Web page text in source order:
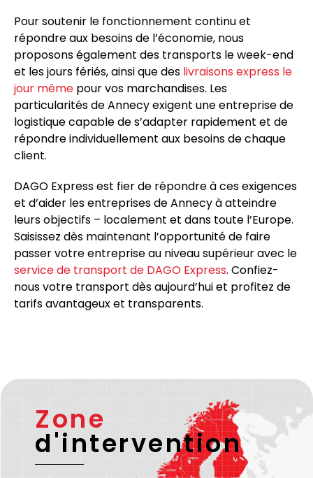
Pour soutenir le fonctionnement continu et
répondre aux besoins de l’économie, nous
proposons également des transports le week-end
et les jours fériés, ainsi que des livraisons express le
jour même pour vos marchandises. Les
particularités de Annecy exigent une entreprise de
logistique capable de s’adapter rapidement et de
répondre individuellement aux besoins de chaque
client.
DAGO Express est fier de répondre à ces exigences
et d’aider les entreprises de Annecy à atteindre
leurs objectifs – localement et dans toute l’Europe.
Saisissez dès maintenant l’opportunité de faire
passer votre entreprise au niveau supérieur avec le
service de transport de DAGO Express. Confiez-
nous votre transport dès aujourd’hui et profitez de
tarifs avantageux et transparents.
Zone
d'intervention